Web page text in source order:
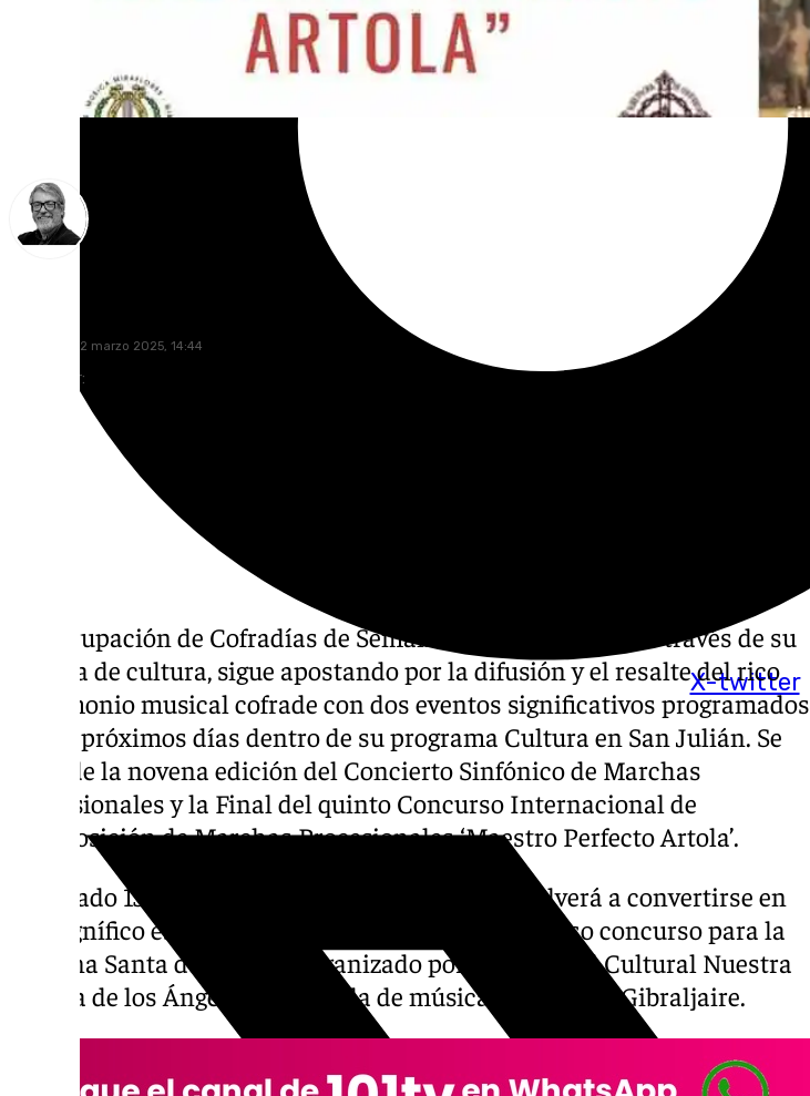
X-twitter
miércoles, 12 marzo 2025, 14:44
Compartir:
La Agrupación de Cofradías de Semana Santa de Málaga, a través de su
vocalía de cultura, sigue apostando por la difusión y el resalte del rico
patrimonio musical cofrade con dos eventos significativos programados
en los próximos días dentro de su programa Cultura en San Julián. Se
trata de la novena edición del Concierto Sinfónico de Marchas
Procesionales y la Final del quinto Concurso Internacional de
Composición de Marchas Procesionales ‘Maestro Perfecto Artola’.
El sábado 15 de marzo, la iglesia de San Julián volverá a convertirse en
el magnífico escenario de la Final de este prestigioso concurso para la
Semana Santa de Málaga, organizado por la Sociedad Cultural Nuestra
Señora de los Ángeles y la banda de música Miraflores-Gibraljaire.